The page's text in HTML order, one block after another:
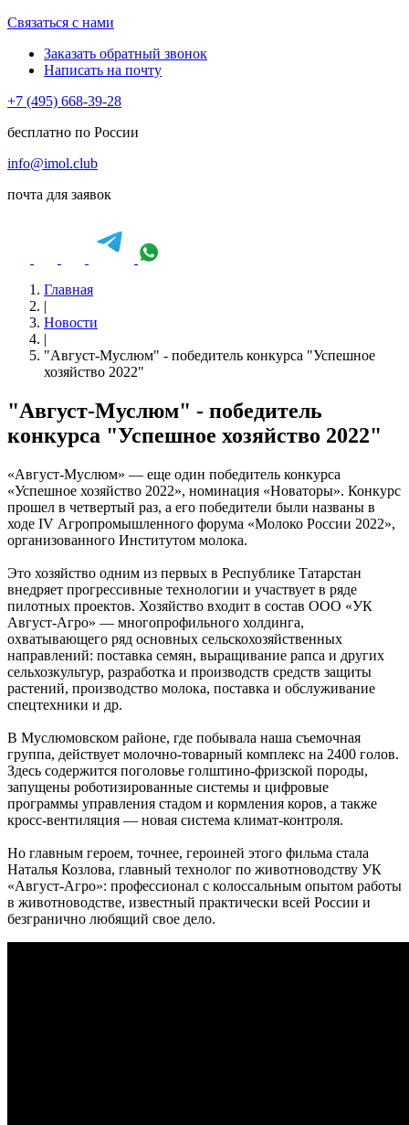
Связаться с нами
Заказать обратный звонок
Написать на почту
+7 (495) 668-39-28
бесплатно по России
info@imol.club
почта для заявок
Главная
|
Новости
|
"Август-Муслюм" - победитель конкурса "Успешное
хозяйство 2022"
"Август-Муслюм" - победитель
конкурса "Успешное хозяйство 2022"
«Август-Муслюм» — еще один победитель конкурса
«Успешное хозяйство 2022», номинация «Новаторы». Конкурс
прошел в четвертый раз, а его победители были названы в
ходе IV Агропромышленного форума «Молоко России 2022»,
организованного Институтом молока.
Это хозяйство одним из первых в Республике Татарстан
внедряет прогрессивные технологии и участвует в ряде
пилотных проектов. Хозяйство входит в состав ООО «УК
Август-Агро» — многопрофильного холдинга,
охватывающего ряд основных сельскохозяйственных
направлений: поставка семян, выращивание рапса и других
сельхозкультур, разработка и производств средств защиты
растений, производство молока, поставка и обслуживание
спецтехники и др.
В Муслюмовском районе, где побывала наша съемочная
группа, действует молочно-товарный комплекс на 2400 голов.
Здесь содержится поголовье голштино-фризской породы,
запущены роботизированные системы и цифровые
программы управления стадом и кормления коров, а также
кросс-вентиляция — новая система климат-контроля.
Но главным героем, точнее, героиней этого фильма стала
Наталья Козлова, главный технолог по животноводству УК
«Август-Агро»: профессионал с колоссальным опытом работы
в животноводстве, известный практически всей России и
безгранично любящий свое дело.